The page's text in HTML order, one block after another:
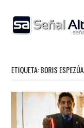
content
ETIQUETA:BORIS ESPEZÚA